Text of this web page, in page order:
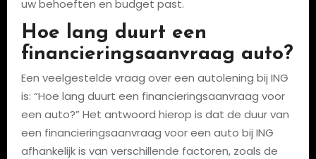
uw behoeften en budget past.
Hoe lang duurt een
financieringsaanvraag auto?
Een veelgestelde vraag over een autolening bij ING
is: “Hoe lang duurt een financieringsaanvraag voor
een auto?” Het antwoord hierop is dat de duur van
een financieringsaanvraag voor een auto bij ING
afhankelijk is van verschillende factoren, zoals de